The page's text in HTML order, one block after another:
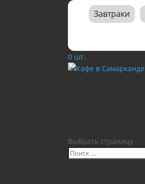
Завтраки
0 шт.
Выбрать страницу